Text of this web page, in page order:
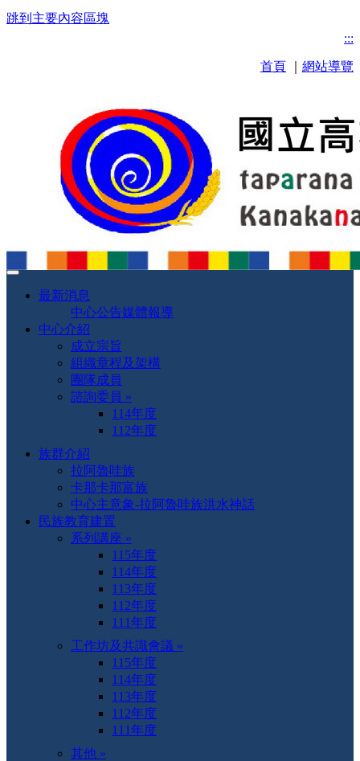
跳到主要內容區塊
:::
首頁 網站導覽
最新消息
中心公告媒體報導
中心介紹
成立宗旨
組織章程及架構
團隊成員
諮詢委員 »
114年度
112年度
族群介紹
拉阿魯哇族
卡那卡那富族
中心主意象-拉阿魯哇族洪水神話
民族教育建置
系列講座 »
115年度
114年度
113年度
112年度
111年度
工作坊及共識會議 »
115年度
114年度
113年度
112年度
111年度
其他 »